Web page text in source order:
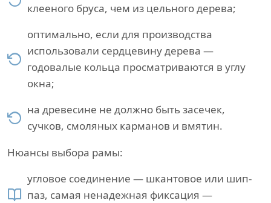
клееного бруса, чем из цельного дерева;
оптимально, если для производства
использовали сердцевину дерева —
годовалые кольца просматриваются в углу
окна;
на древесине не должно быть засечек,
сучков, смоляных карманов и вмятин.
Нюансы выбора рамы:
угловое соединение — шкантовое или шип-
паз, самая ненадежная фиксация —